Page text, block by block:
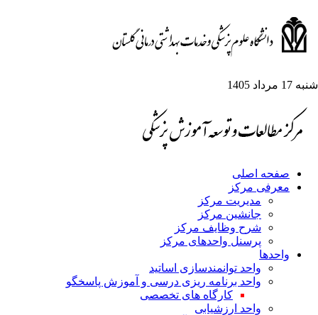
مرداد 1405
صفحه اصلی
معرفی مرکز
مدیریت مرکز
جانشین مرکز
شرح وظایف مرکز
پرسنل واحدهای مرکز
واحدها
واحد توانمندسازی اساتید
واحد برنامه ریزی درسی و آموزش پاسخگو
کارگاه های تخصصی
واحد ارزشیابی